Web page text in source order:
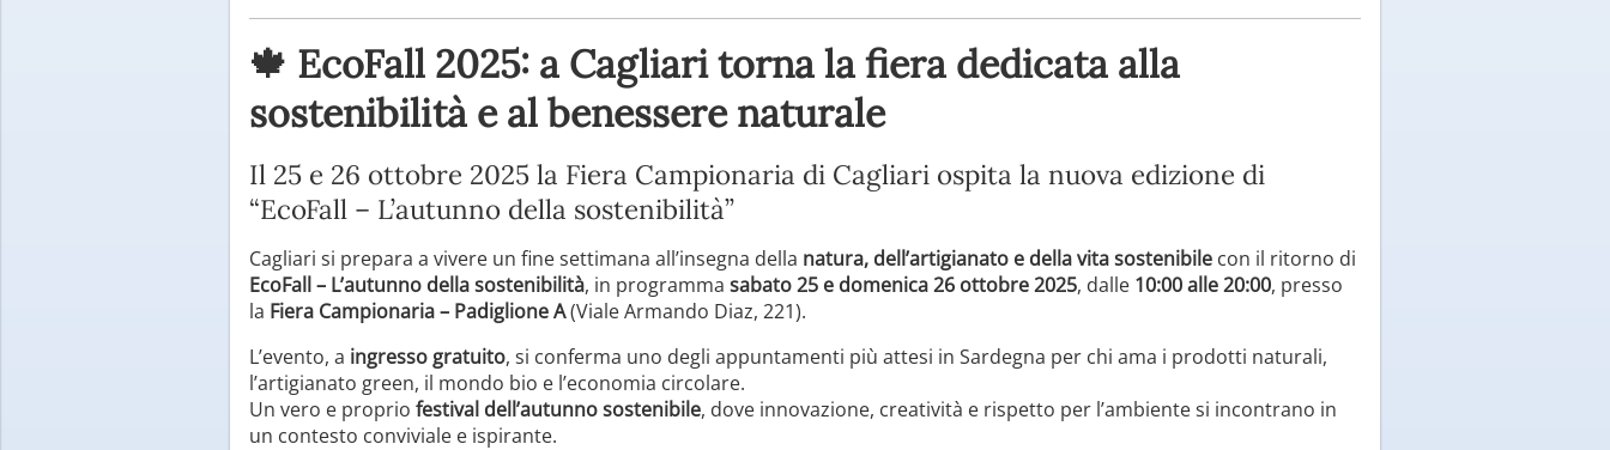
🍁 EcoFall 2025: a Cagliari torna la fiera dedicata alla
sostenibilità e al benessere naturale
Il 25 e 26 ottobre 2025 la Fiera Campionaria di Cagliari ospita la nuova edizione di
“EcoFall – L’autunno della sostenibilità”
Cagliari si prepara a vivere un fine settimana all’insegna della natura, dell’artigianato e della vita sostenibile con il ritorno di
EcoFall – L’autunno della sostenibilità, in programma sabato 25 e domenica 26 ottobre 2025, dalle 10:00 alle 20:00, presso
la Fiera Campionaria – Padiglione A(Viale Armando Diaz, 221).
L’evento, a ingresso gratuito, si conferma uno degli appuntamenti più attesi in Sardegna per chi ama i prodotti naturali,
l’artigianato green, il mondo bio e l’economia circolare.
Un vero e proprio festival dell’autunno sostenibile, dove innovazione, creatività e rispetto per l’ambiente si incontrano in
un contesto conviviale e ispirante.